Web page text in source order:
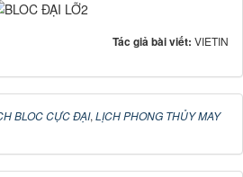
Tác giả bài viết: VIETIN
BLOC CỰC ĐẠI,LỊCH PHONG THỦY MAY